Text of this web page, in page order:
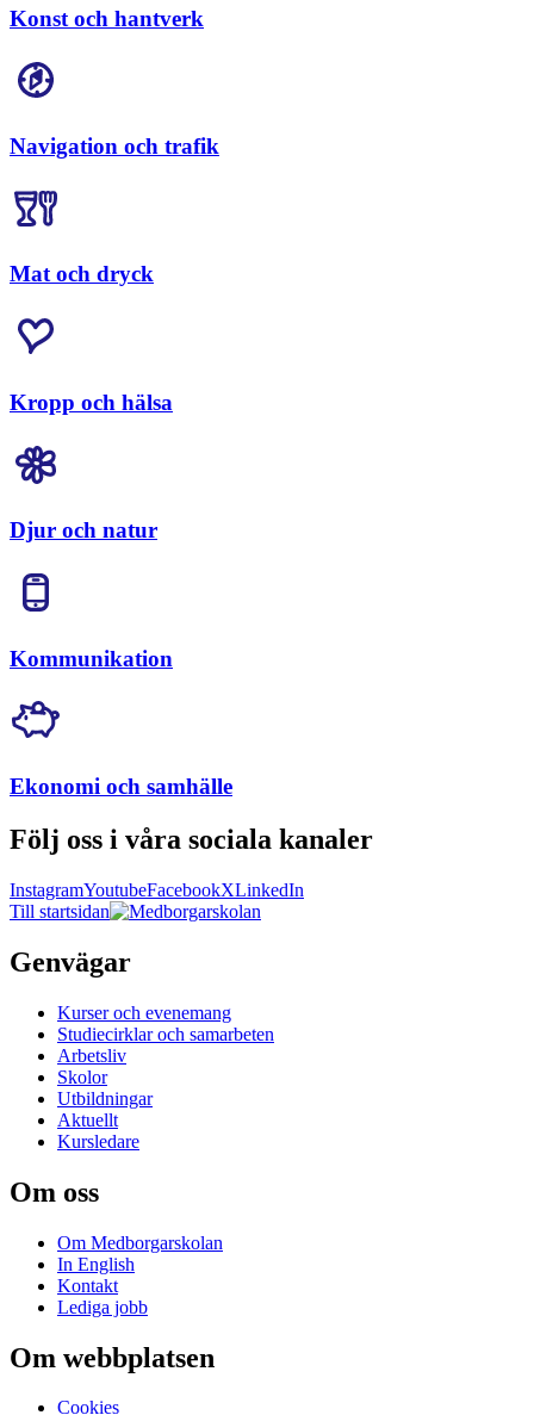
Konst och hantverk
Navigation och trafik
Mat och dryck
Kropp och hälsa
Djur och natur
Kommunikation
Ekonomi och samhälle
Följ oss i våra sociala kanaler
InstagramYoutubeFacebookXLinkedIn
Till startsidan
Genvägar
Kurser och evenemang
Studiecirklar och samarbeten
Arbetsliv
Skolor
Utbildningar
Aktuellt
Kursledare
Om oss
Om Medborgarskolan
In English
Kontakt
Lediga jobb
Om webbplatsen
Cookies